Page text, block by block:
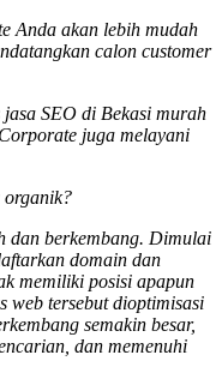
Anda akan lebih mudah
calon customer
jasa SEO di Bekasi murah
juga melayani
organik?
dan berkembang. Dimulai
domain dan
memiliki posisi apapun
web tersebut dioptimisasi
semakin besar,
dan memenuhi